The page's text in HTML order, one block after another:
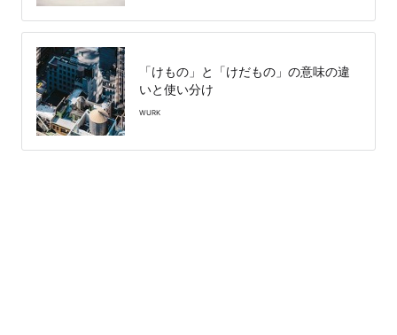
「けもの」と「けだもの」の意味の違
いと使い分け
WURK